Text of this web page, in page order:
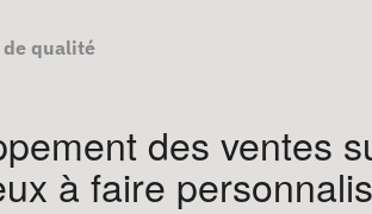
qualité
des ventes
à faire